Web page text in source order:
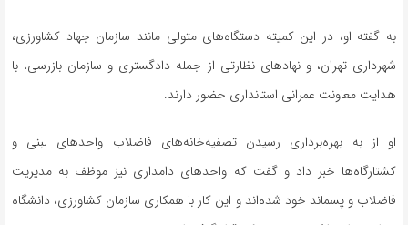
به گفته او، در این کمیته دستگاه‌های متولی مانند سازمان جهاد کشاورزی،
شهرداری تهران، و نهادهای نظارتی از جمله دادگستری و سازمان بازرسی، با
هدایت معاونت عمرانی استانداری حضور دارند.
او از به بهره‌برداری رسیدن تصفیه‌خانه‌های فاضلاب واحدهای لبنی و
کشتارگاه‌ها خبر داد و گفت که واحدهای دامداری نیز موظف به مدیریت
فاضلاب و پسماند خود شده‌اند و این کار با همکاری سازمان کشاورزی، دانشگاه